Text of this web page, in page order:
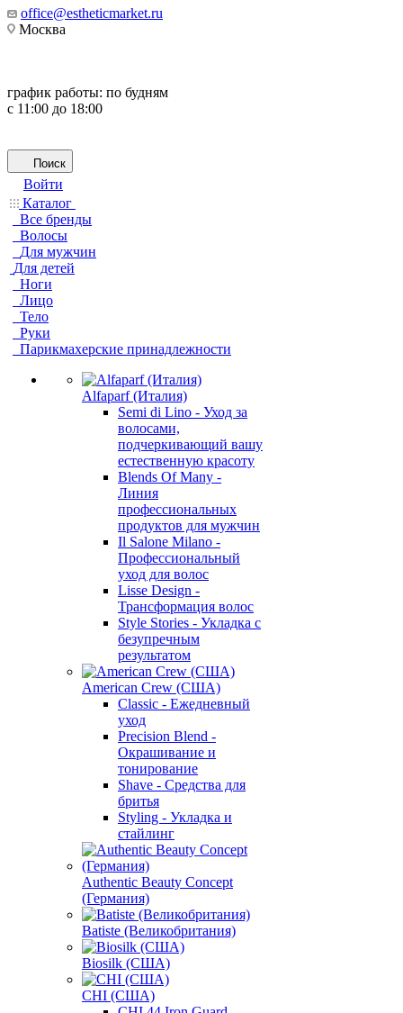
office@estheticmarket.ru
Москва
график работы: по будням
с 11:00 до 18:00
Поиск
Войти
Каталог
Все бренды
Волосы
Для мужчин
Для детей
Ноги
Лицо
Тело
Руки
Парикмахерские принадлежности
Alfaparf (Италия)
Semi di Lino - Уход за
волосами,
подчеркивающий вашу
естественную красоту
Blends Of Many -
Линия
профессиональных
продуктов для мужчин
Il Salone Milano -
Профессиональный
уход для волос
Lisse Design -
Трансформация волос
Style Stories - Укладка с
безупречным
результатом
American Crew (США)
Classic - Ежедневный
уход
Precision Blend -
Окрашивание и
тонирование
Shave - Средства для
бритья
Styling - Укладка и
стайлинг
Authentic Beauty Concept
(Германия)
Batiste (Великобритания)
Biosilk (США)
CHI (США)